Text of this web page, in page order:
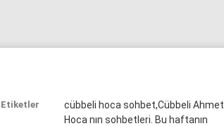
Etiketler
cübbeli hoca sohbet,Cübbeli Ahmet
Hoca nın sohbetleri. Bu haftanın